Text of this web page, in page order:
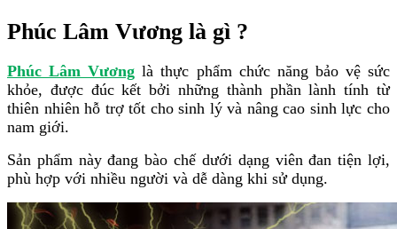
Phúc Lâm Vương là gì ?
Phúc Lâm Vương là thực phẩm chức năng bảo vệ sức
khỏe, được đúc kết bởi những thành phần lành tính từ
thiên nhiên hỗ trợ tốt cho sinh lý và nâng cao sinh lực cho
nam giới.
Sản phẩm này đang bào chế dưới dạng viên đan tiện lợi,
phù hợp với nhiều người và dễ dàng khi sử dụng.